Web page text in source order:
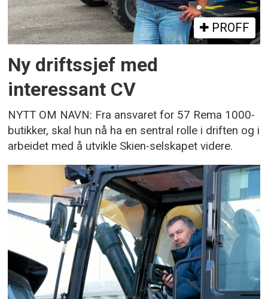
PROFF
Ny driftssjef med
interessant CV
NYTT OM NAVN: Fra ansvaret for 57 Rema 1000-
butikker, skal hun nå ha en sentral rolle i driften og i
arbeidet med å utvikle Skien-selskapet videre.